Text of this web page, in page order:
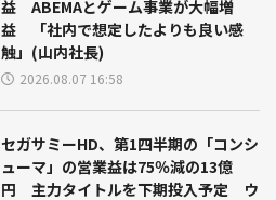
益 ABEMAとゲーム事業が大幅増
益 「社内で想定したよりも良い感
触」(山内社長)
2026.08.07 16:58
セガサミーHD、第1四半期の「コンシ
ューマ」の営業益は75％減の13億
円 主力タイトルを下期投入予定 ウ